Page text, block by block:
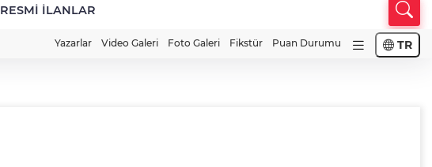
RESMİ İLANLAR
Yazarlar Video Galeri Foto Galeri Fikstür Puan Durumu TR